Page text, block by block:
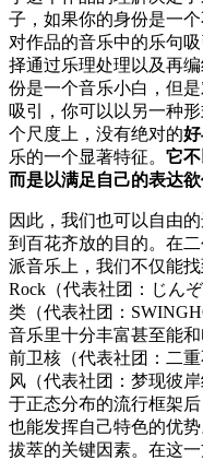
子，如果你的身份是一
对作品的音乐中的乐句
择通过乐理处理以及再
份是一个音乐小白，但
吸引，你可以以另一种
个尺度上，没有绝对的
乐的一个显著特征。 它
而是以满足自己的表达欲
因此，我们也可以自由
到百花齐放的目的。在
派音乐上，我们不仅能
Rock（代表社团：じん
类（代表社团：
音乐里十分丰富甚至能
前卫核（代表社团：二
风（代表社团：梦现彼
于正态分布的流行框架
也能发挥自己特色的优
拔萃的关键因素。在这